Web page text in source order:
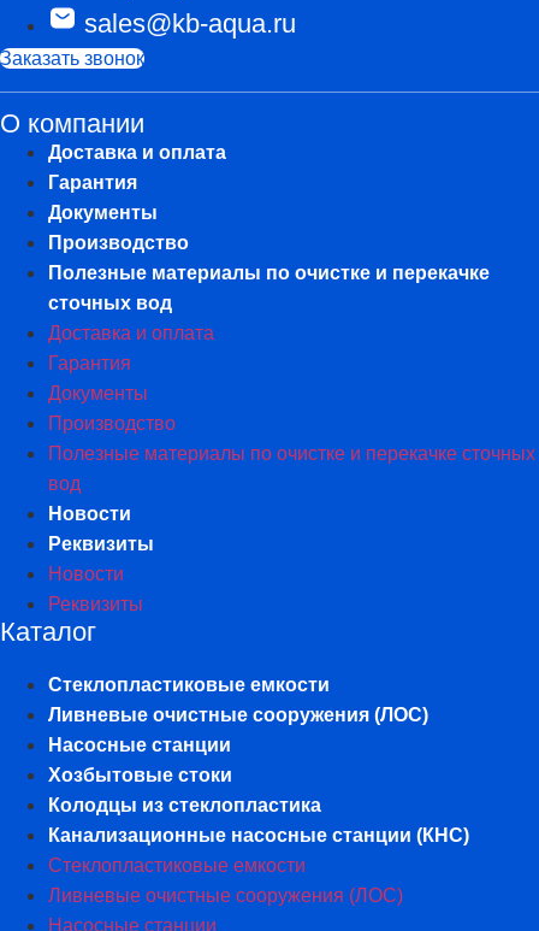
sales@kb-aqua.ru
Заказать звонок
О компании
Доставка и оплата
Гарантия
Документы
Производство
Полезные материалы по очистке и перекачке
сточных вод
Доставка и оплата
Гарантия
Документы
Производство
Полезные материалы по очистке и перекачке сточных
вод
Новости
Реквизиты
Новости
Реквизиты
Каталог
Стеклопластиковые емкости
Ливневые очистные сооружения (ЛОС)
Насосные станции
Хозбытовые стоки
Колодцы из стеклопластика
Канализационные насосные станции (КНС)
Стеклопластиковые емкости
Ливневые очистные сооружения (ЛОС)
Насосные станции